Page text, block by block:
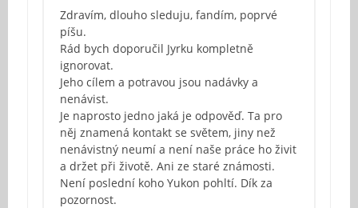
Zdravím, dlouho sleduju, fandím, poprvé
píšu.
Rád bych doporučil Jyrku kompletně
ignorovat.
Jeho cílem a potravou jsou nadávky a
nenávist.
Je naprosto jedno jaká je odpověď. Ta pro
něj znamená kontakt se světem, jiny než
nenávistný neumí a není naše práce ho živit
a držet při životě. Ani ze staré známosti.
Není poslední koho Yukon pohltí. Dík za
pozornost.